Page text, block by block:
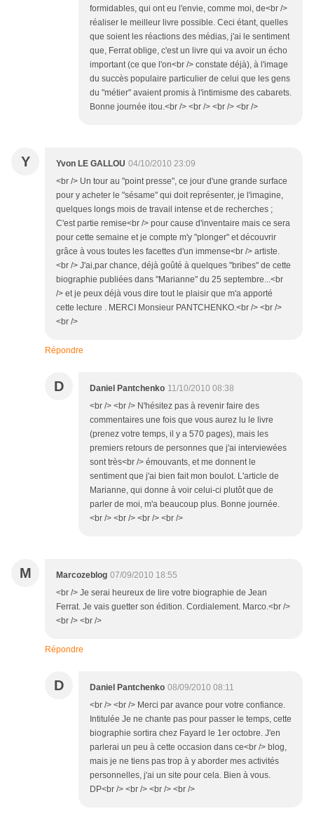
formidables, qui ont eu l'envie, comme moi, de<br />
réaliser le meilleur livre possible. Ceci étant, quelles
que soient les réactions des médias, j'ai le sentiment
que, Ferrat oblige, c'est un livre qui va avoir un écho
important (ce que l'on<br /> constate déjà), à l'image
du succès populaire particulier de celui que les gens
du "métier" avaient promis à l'intimisme des cabarets.
Bonne journée itou.<br /> <br /> <br /> <br />
Y Yvon LE GALLOU 04/10/2010 23:09
<br /> Un tour au "point presse", ce jour d'une grande surface
pour y acheter le "sésame" qui doit représenter, je l'imagine,
quelques longs mois de travail intense et de recherches ;
C'est partie remise<br /> pour cause d'inventaire mais ce sera
pour cette semaine et je compte m'y "plonger" et découvrir
grâce à vous toutes les facettes d'un immense<br /> artiste.
<br /> J'ai,par chance, déjà goûté à quelques "bribes" de cette
biographie publiées dans "Marianne" du 25 septembre...<br
/> et je peux déjà vous dire tout le plaisir que m'a apporté
cette lecture . MERCI Monsieur PANTCHENKO.<br /> <br />
<br />
Répondre
D Daniel Pantchenko 11/10/2010 08:38
<br /> <br /> N'hésitez pas à revenir faire des
commentaires une fois que vous aurez lu le livre
(prenez votre temps, il y a 570 pages), mais les
premiers retours de personnes que j'ai interviewées
sont très<br /> émouvants, et me donnent le
sentiment que j'ai bien fait mon boulot. L'article de
Marianne, qui donne à voir celui-ci plutôt que de
parler de moi, m'a beaucoup plus. Bonne journée.
<br /> <br /> <br /> <br />
M Marcozeblog 07/09/2010 18:55
<br /> Je serai heureux de lire votre biographie de Jean
Ferrat. Je vais guetter son édition. Cordialement. Marco.<br />
<br /> <br />
Répondre
D Daniel Pantchenko 08/09/2010 08:11
<br /> <br /> Merci par avance pour votre confiance.
Intitulée Je ne chante pas pour passer le temps, cette
biographie sortira chez Fayard le 1er octobre. J'en
parlerai un peu à cette occasion dans ce<br /> blog,
mais je ne tiens pas trop à y aborder mes activités
personnelles, j'ai un site pour cela. Bien à vous.
DP<br /> <br /> <br /> <br />